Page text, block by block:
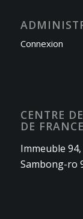
Connexion
CENTRE
DE
Immeuble
Sambong-ro